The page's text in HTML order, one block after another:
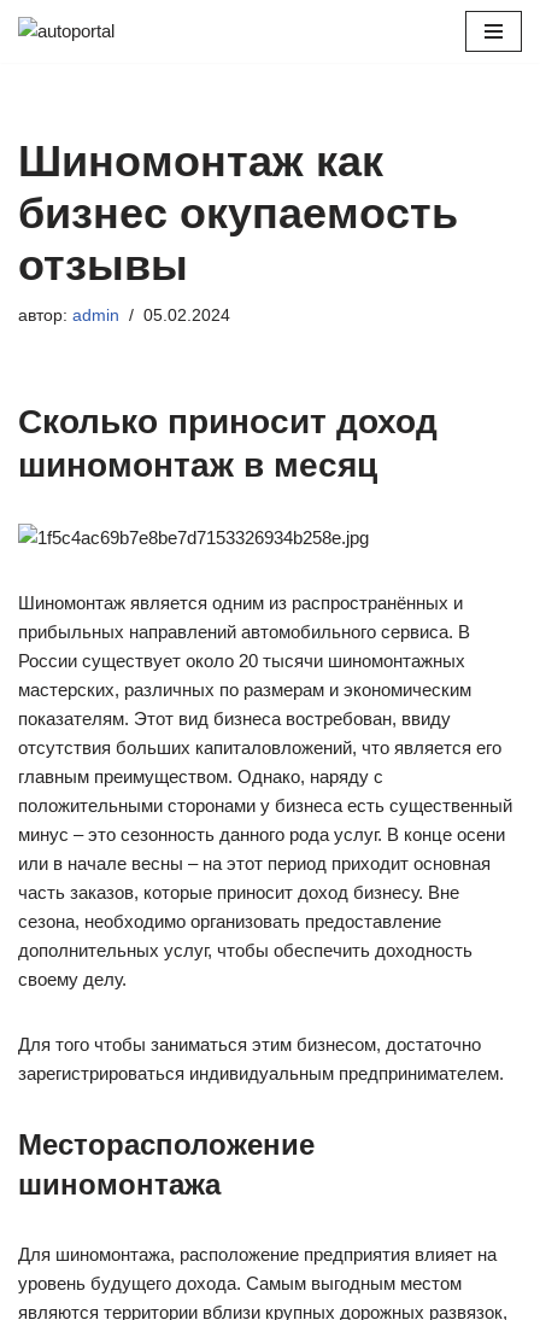
Шиномонтаж как
бизнес окупаемость
отзывы
автор: admin 05.02.2024
Сколько приносит доход
шиномонтаж в месяц
Шиномонтаж является одним из распространённых и
прибыльных направлений автомобильного сервиса. В
России существует около 20 тысячи шиномонтажных
мастерских, различных по размерам и экономическим
показателям. Этот вид бизнеса востребован, ввиду
отсутствия больших капиталовложений, что является его
главным преимуществом. Однако, наряду с
положительными сторонами у бизнеса есть существенный
минус – это сезонность данного рода услуг. В конце осени
или в начале весны – на этот период приходит основная
часть заказов, которые приносит доход бизнесу. Вне
сезона, необходимо организовать предоставление
дополнительных услуг, чтобы обеспечить доходность
своему делу.
Для того чтобы заниматься этим бизнесом, достаточно
зарегистрироваться индивидуальным предпринимателем.
Месторасположение
шиномонтажа
Для шиномонтажа, расположение предприятия влияет на
уровень будущего дохода. Самым выгодным местом
являются территории вблизи крупных дорожных развязок,